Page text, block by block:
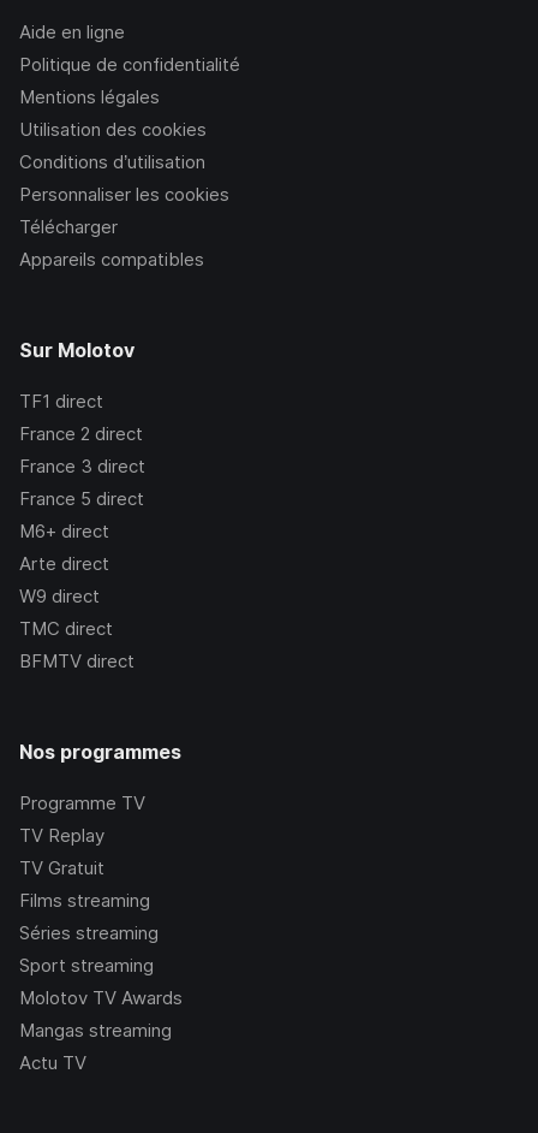
Aide en ligne
Politique de confidentialité
Mentions légales
Utilisation des cookies
Conditions d’utilisation
Personnaliser les cookies
Télécharger
Appareils compatibles
Sur Molotov
TF1 direct
France 2 direct
France 3 direct
France 5 direct
M6+ direct
Arte direct
W9 direct
TMC direct
BFMTV direct
Nos programmes
Programme TV
TV Replay
TV Gratuit
Films streaming
Séries streaming
Sport streaming
Molotov TV Awards
Mangas streaming
Actu TV